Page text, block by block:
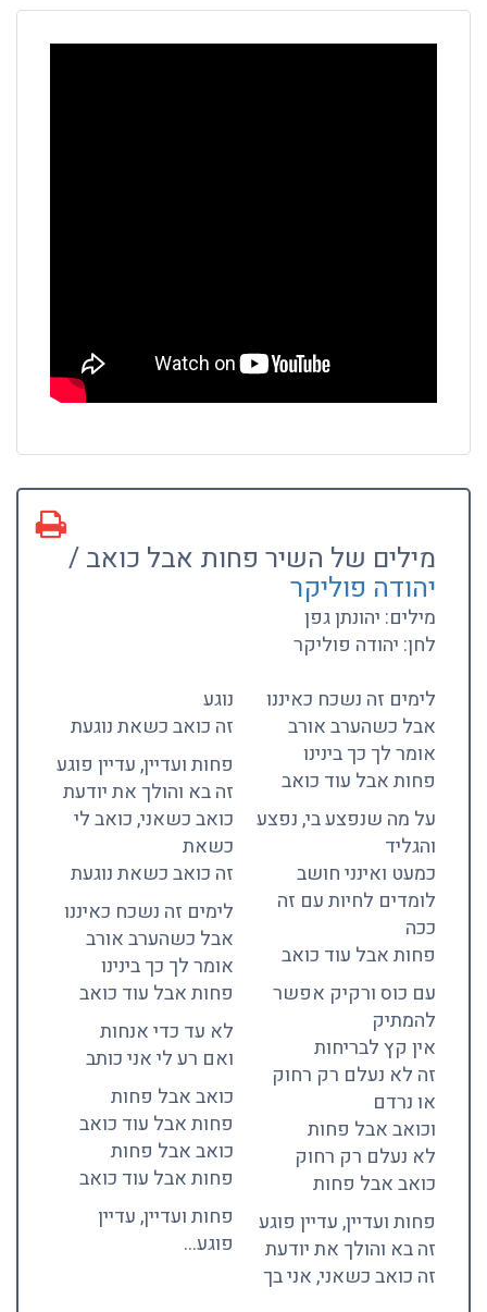
מילים של השיר פחות אבל כואב /
יהודה פוליקר
מילים: יהונתן גפן
לחן: יהודה פוליקר
לימים זה נשכח כאיננו
אבל כשהערב אורב
אומר לך כך בינינו
פחות אבל עוד כואב
על מה שנפצע בי, נפצע
והגליד
כמעט ואינני חושב
לומדים לחיות עם זה
ככה
פחות אבל עוד כואב
עם כוס ורקיק אפשר
להמתיק
אין קץ לבריחות
זה לא נעלם רק רחוק
או נרדם
וכואב אבל פחות
לא נעלם רק רחוק
כואב אבל פחות
פחות ועדיין, עדיין פוגע
זה בא והולך את יודעת
זה כואב כשאני, אני בך
נוגע
זה כואב כשאת נוגעת
פחות ועדיין, עדיין פוגע
זה בא והולך את יודעת
כואב כשאני, כואב לי
כשאת
זה כואב כשאת נוגעת
לימים זה נשכח כאיננו
אבל כשהערב אורב
אומר לך כך בינינו
פחות אבל עוד כואב
לא עד כדי אנחות
ואם רע לי אני כותב
כואב אבל פחות
פחות אבל עוד כואב
כואב אבל פחות
פחות אבל עוד כואב
פחות ועדיין, עדיין
פוגע…